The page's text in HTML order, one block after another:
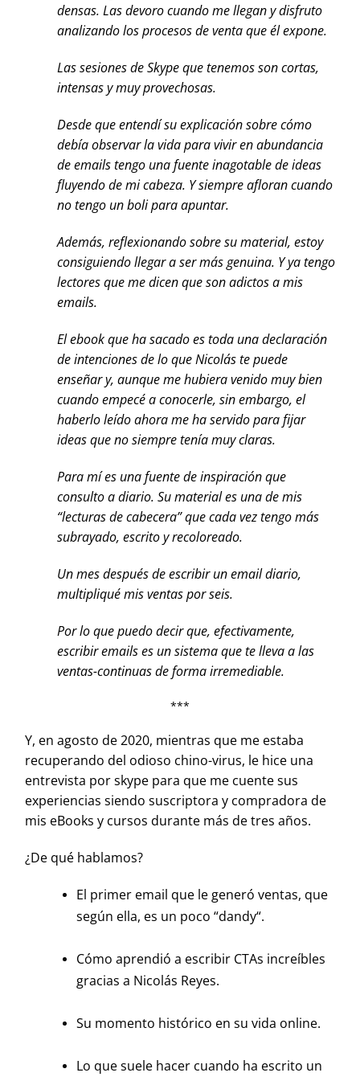
densas. Las devoro cuando me llegan y disfruto
analizando los procesos de venta que él expone.
Las sesiones de Skype que tenemos son cortas,
intensas y muy provechosas.
Desde que entendí su explicación sobre cómo
debía observar la vida para vivir en abundancia
de emails tengo una fuente inagotable de ideas
fluyendo de mi cabeza. Y siempre afloran cuando
no tengo un boli para apuntar.
Además, reflexionando sobre su material, estoy
consiguiendo llegar a ser más genuina. Y ya tengo
lectores que me dicen que son adictos a mis
emails.
El ebook que ha sacado es toda una declaración
de intenciones de lo que Nicolás te puede
enseñar y, aunque me hubiera venido muy bien
cuando empecé a conocerle, sin embargo, el
haberlo leído ahora me ha servido para fijar
ideas que no siempre tenía muy claras.
Para mí es una fuente de inspiración que
consulto a diario. Su material es una de mis
“lecturas de cabecera” que cada vez tengo más
subrayado, escrito yrecoloreado.
Un mes después de escribir un email diario,
multipliqué mis ventas por seis.
Por lo que puedo decir que, efectivamente,
escribir emails es un sistema que te lleva a las
ventas-continuas de forma irremediable.
***
Y, en agosto de 2020, mientras que me estaba
recuperando del odioso chino-virus, le hice una
entrevista porskype para que me cuente sus
experiencias siendo suscriptora y compradora de
mis eBooks y cursos durante más de tres años.
¿De qué hablamos?
El primer email que le generó ventas, que
según ella, es un poco “dandy“.
Cómo aprendió a escribir CTAs increíbles
gracias a Nicolás Reyes.
Su momento histórico en su vida online.
Lo que suele hacer cuando ha escrito un